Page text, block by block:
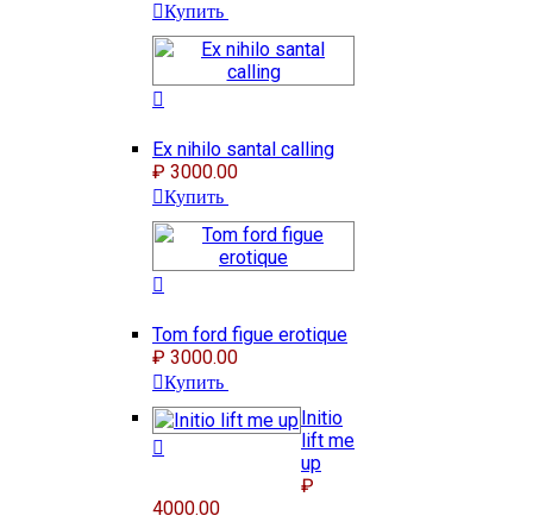
Купить
Ex nihilo santal calling
₽ 3000.00
Купить
Tom ford figue erotique
₽ 3000.00
Купить
Initio
lift me
up
₽
4000.00